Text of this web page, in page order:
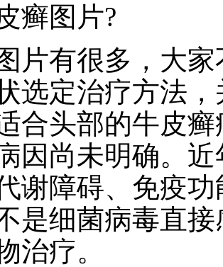
癣图片?
片有很多，大
选定治疗方法
合头部的牛皮
因尚未明确。
谢障碍、免疫
是细菌病毒直
治疗。